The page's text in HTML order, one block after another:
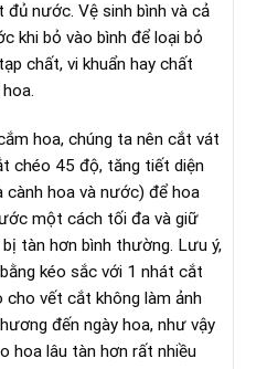
đủ nước. Vệ sinh bình và cả
khi bỏ vào bình để loại bỏ
chất, vi khuẩn hay chất
hoa, chúng ta nên cắt vát
chéo 45 độ, tăng tiết diện
cành hoa và nước) để hoa
một cách tối đa và giữ
tàn hơn bình thường. Lưu ý,
kéo sắc với 1 nhát cắt
cho vết cắt không làm ảnh
đến ngày hoa, như vậy
hoa lâu tàn hơn rất nhiều